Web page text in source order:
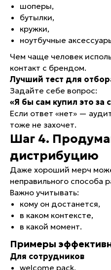
шоперы,
бутылки,
кружки,
ноутбучные
Чем чаще человек
контакт с брендом.
Лучший тест для
Задайте себе вопрос:
«Я бы сам купил это за
Если ответ «нет» —
тоже не захочет.
Шаг 4.
дистрибуцию
Даже хороший мерч
неправильного способа
Важно учитывать:
кому он достанется,
в каком контексте,
в какой момент.
Примеры
Для сотрудников
welcome pack,
ЗАКАЗ@AVRORASTORE.RU
Офис Москва:
1-я улица Ямского Поля, д. 1. 17,
Офис Санкт-Петербург:
ул. Киевская, д. 6, БЦ
+7 931 951-45-16
КОНТАКТЫ